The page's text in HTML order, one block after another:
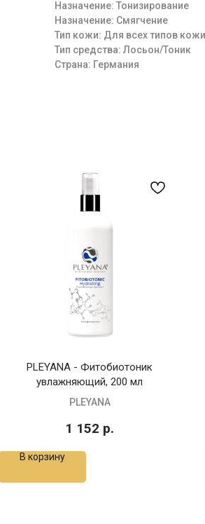
Назначение: Тонизирование
Назначение: Смягчение
Тип кожи: Для всех типов кожи
Тип средства: Лосьон/Тоник
Страна: Германия
PLEYANA - Фитобиотоник
увлажняющий, 200 мл
PLEYANA
1 152 р.
В корзину